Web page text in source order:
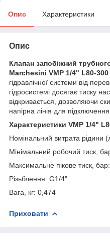
Опис Характеристики
Опис
Клапан запобіжний
Marchesini VMP 1/4" L80-300
гідравлічної системи від
гідросистемі досягає тиску
відкривається, дозволяючи
напірна лінія для підключення
Характеристики VMP 1/4"
Номінальний витрата рідини
Мінімальний робочий тиск,
Максимальне пікове тиск,
Різьблення: G1/4"
Вага, кг: 0,474
Приховати